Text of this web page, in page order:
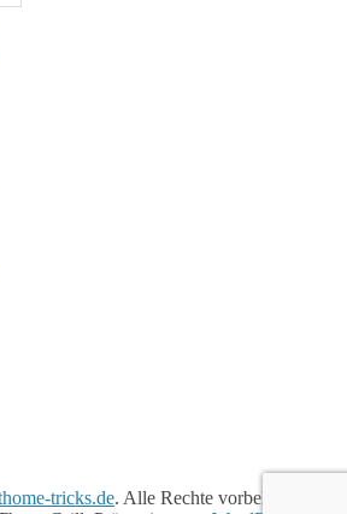
tricks.de. Alle Rechte vorbehalten.